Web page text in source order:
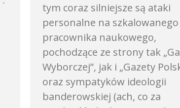
tym coraz silniejsze są ataki
personalne na szkalowanego
pracownika naukowego,
pochodzące ze strony tak
Wyborczej”, jak i „Gazety
oraz sympatyków ideologii
banderowskiej (ach, co za